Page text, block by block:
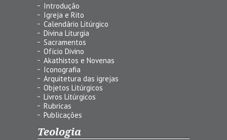
Introdução
Igreja e Rito
Calendário Litúrgico
Divina Liturgia
Sacramentos
Ofício Divino
Akathistos e Novenas
Iconografia
Arquitetura das igrejas
Objetos Litúrgicos
Livros Litúrgicos
Rubricas
Publicações
Teologia